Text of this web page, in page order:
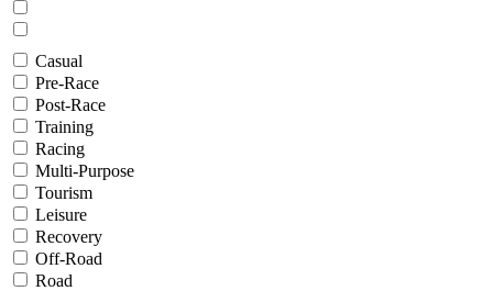
Casual
Pre-Race
Post-Race
Training
Racing
Multi-Purpose
Tourism
Leisure
Recovery
Off-Road
Road